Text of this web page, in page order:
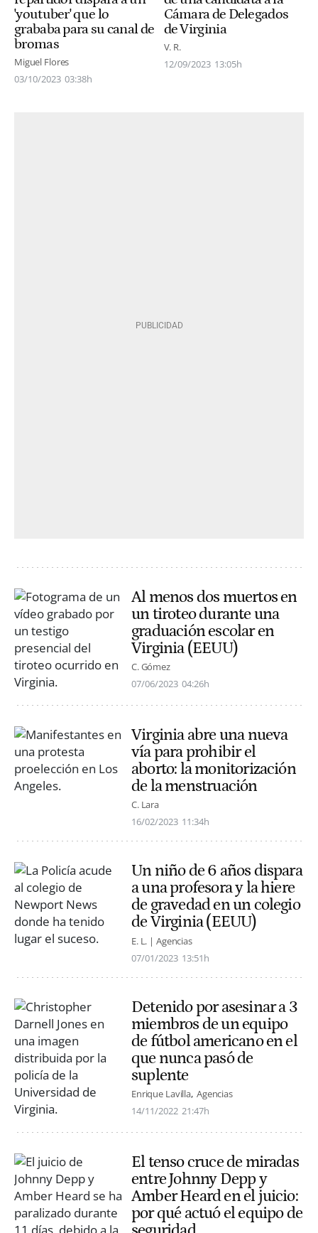
'youtuber' que lo
grababa para su canal de
bromas
Miguel Flores
03/10/2023 03:38h
Cámara de Delegados
de Virginia
V. R.
12/09/2023 13:05h
Al menos dos muertos en
un tiroteo durante una
graduación escolar en
Virginia (EEUU)
C. Gómez
07/06/2023 04:26h
Virginia abre una nueva
vía para prohibir el
aborto: la monitorización
de la menstruación
C. Lara
16/02/2023 11:34h
Un niño de 6 años dispara
a una profesora y la hiere
de gravedad en un colegio
de Virginia (EEUU)
E. L. | Agencias
07/01/2023 13:51h
Detenido por asesinar a 3
miembros de un equipo
de fútbol americano en el
que nunca pasó de
suplente
Enrique Lavilla Agencias
14/11/2022 21:47h
El tenso cruce de miradas
entre Johnny Depp y
Amber Heard en el juicio:
por qué actuó el equipo de